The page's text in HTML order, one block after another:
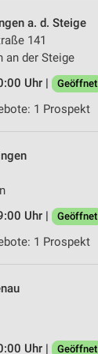
a. d. Steige
141
an der Steige
Uhr |
Geöffnet
1 Prospekt
Uhr |
Geöffnet
1 Prospekt
Uhr |
Geöffnet